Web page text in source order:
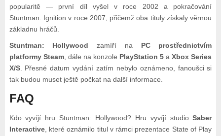
popularitě — první díl vyšel v roce 2002 a pokračování
Stuntman: Ignition v roce 2007, přičemž oba tituly získaly věrnou
základnu hráčů.
Stuntman: Hollywood zamíří na PC prostřednictvím
platformy Steam, dále na konzole PlayStation 5 aXbox Series
X/S. Přesné datum vydání zatím nebylo oznámeno, fanoušci si
tak budou muset ještě počkat na další informace.
FAQ
Kdo vyvíjí hru Stuntman: Hollywood? Hru vyvíjí studioSaber
Interactive, které oznámilo titul v rámci prezentace State of Play